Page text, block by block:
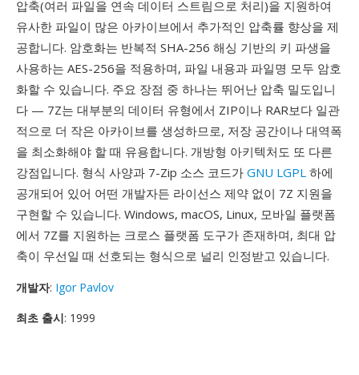
압축(여러 파일을 연속 데이터 스트림으로 처리)을 지원하여
유사한 파일이 많은 아카이브에서 추가적인 압축률 향상을 제
공합니다. 암호화는 반복적 SHA-256 해싱 기반의 키 파생을
사용하는 AES-256을 적용하며, 파일 내용과 파일명 모두 암호
화할 수 있습니다. 주요 장점 중 하나는 뛰어난 압축 밀도입니
다 — 7Z는 대부분의 데이터 유형에서 ZIP이나 RAR보다 일관
적으로 더 작은 아카이브를 생성하므로, 저장 공간이나 대역폭
을 최소화해야 할 때 유용합니다. 개방형 아키텍처도 또 다른
강점입니다. 형식 사양과 7-Zip 소스 코드가 GNU LGPL 하에
공개되어 있어 어떤 개발자든 라이선스 제약 없이 7Z 지원을
구현할 수 있습니다. Windows, macOS, Linux, 모바일 플랫폼
에서 7Z를 지원하는 크로스 플랫폼 도구가 존재하며, 최대 압
축이 우선일 때 선호되는 형식으로 널리 인정받고 있습니다.
개발자: Igor Pavlov
최초 출시: 1999